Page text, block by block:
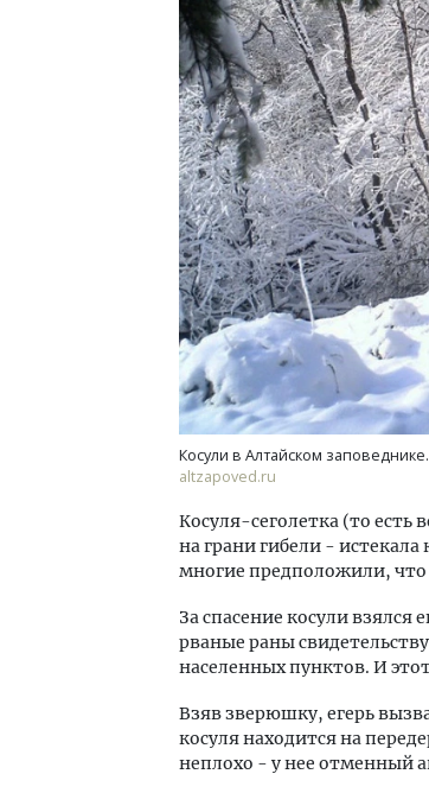
Косули в Алтайском заповеднике.
altzapoved.ru
Косуля-сеголетка (то есть
на грани гибели -
многие предположили, что
За спасение косули взялся
рваные раны
населенных пунктов. И
Взяв зверюшку, егерь
косуля находится на
неплохо - у нее отменный
Смелость архитектурных идей.
Генеральный директор компании
ЗИАС — об эстетике городов,
трендах в фасадах и развитии рынка
СТРОИТЕЛЬСТВО